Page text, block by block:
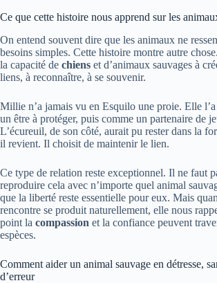
Ce que cette histoire nous apprend sur les
On entend souvent dire que les animaux ne
besoins simples. Cette histoire montre autre
la capacité de chiens et d’animaux sauvages à
liens, à reconnaître, à se souvenir.
Millie n’a jamais vu en Esquilo une proie. Elle
un être à protéger, puis comme un partenaire de
L’écureuil, de son côté, aurait pu rester dans la
il revient. Il choisit de maintenir le lien.
Ce type de relation reste exceptionnel. Il ne faut
reproduire cela avec n’importe quel animal
que la liberté reste essentielle pour eux. Mais
rencontre se produit naturellement, elle nous
point la compassion et la confiance peuvent
espèces.
Comment aider un animal sauvage en détresse,
d’erreur